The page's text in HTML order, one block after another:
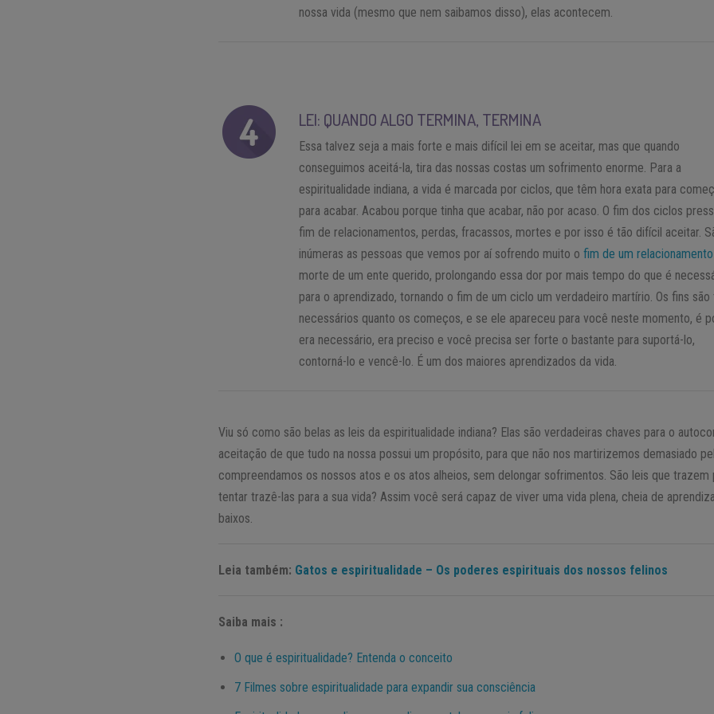
nossa vida (mesmo que nem saibamos disso), elas acontecem.
LEI: QUANDO ALGO TERMINA, TERMINA
Essa talvez seja a mais forte e mais difícil lei em se aceitar, mas que quando
conseguimos aceitá-la, tira das nossas costas um sofrimento enorme. Para a
espiritualidade indiana, a vida é marcada por ciclos, que têm hora exata para
para acabar. Acabou porque tinha que acabar, não por acaso. O fim dos ciclos
fim de relacionamentos, perdas, fracassos, mortes e por isso é tão difícil aceitar.
inúmeras as pessoas que vemos por aí sofrendo muito ofim de um relacionamento
morte de um ente querido, prolongando essa dor por mais tempo do que é
para o aprendizado, tornando o fim de um ciclo um verdadeiro martírio. Os fins são
necessários quanto os começos, e se ele apareceu para você neste momento, é
era necessário, era preciso e você precisa ser forte o bastante para suportá-lo,
contorná-lo e vencê-lo. É um dos maiores aprendizados da vida.
Viu só como são belas as leis da espiritualidade indiana? Elas são verdadeiras chaves para o
aceitação de que tudo na nossa possui um propósito, para que não nos martirizemos demasiado
compreendamos os nossos atos e os atos alheios, sem delongar sofrimentos. São leis que trazem
tentar trazê-las para a sua vida? Assim você será capaz de viver uma vida plena, cheia de
baixos.
Leia também: Gatos e espiritualidade – Os poderes espirituais dos nossos felinos
Saiba mais :
O que é espiritualidade? Entenda o conceito
7 Filmes sobre espiritualidade para expandir sua consciência